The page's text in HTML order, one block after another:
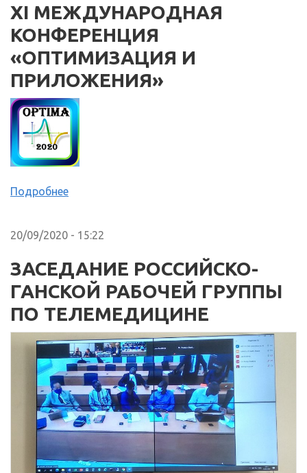
XI МЕЖДУНАРОДНАЯ
КОНФЕРЕНЦИЯ
«ОПТИМИЗАЦИЯ И
ПРИЛОЖЕНИЯ»
Подробнее
20/09/2020 - 15:22
ЗАСЕДАНИЕ РОССИЙСКО-
ГАНСКОЙ РАБОЧЕЙ ГРУППЫ
ПО ТЕЛЕМЕДИЦИНЕ